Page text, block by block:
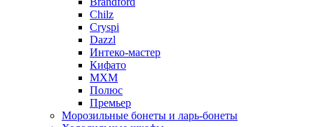
Chilz
Cryspi
Dazzl
Интеко-мастер
Кифато
МХМ
Полюс
Премьер
Морозильные бонеты и ларь-бонеты